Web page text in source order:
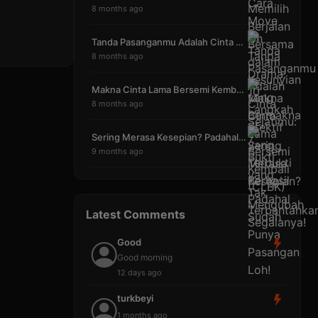
8 months ago
Tanda Pasanganmu Adalah Cinta Sejatimu: 7 Bukti ya
8 months ago
Makna Cinta Lama Bersemi Kembali (CLBK) Mengubah S
8 months ago
Sering Merasa Kesepian? Padahal Sudah Punya Pasang
9 months ago
Latest Comments
Good
Good morning
12 days ago
turkbeyi
1 months ago